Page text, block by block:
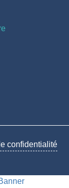
confidentialité